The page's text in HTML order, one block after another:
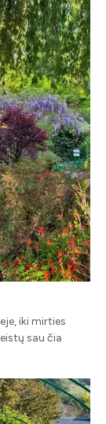
iki mirties
sau čia